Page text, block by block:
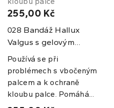
255,00 Kč
028 Bandáž Hallux
Valgus s gelovým...
Používá se při
problémech s vbočeným
palcem a k ochraně
kloubu palce. Pomáhá...